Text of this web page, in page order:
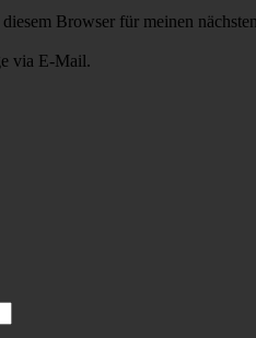
Browser für meinen
via E-Mail.